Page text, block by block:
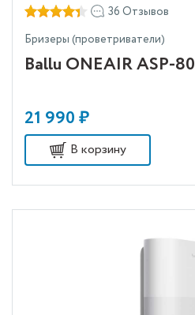
36 Отзывов
Бризеры (проветриватели)
Ballu ONEAIR ASP-80
21 990 ₽
В корзину